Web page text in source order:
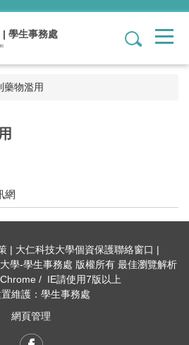
| 學生事務處 1
藥物濫用
網
| 大仁科技大學個資保護聯絡窗口 |
學-學生事務處 版權所有 最佳瀏覽解析
/ IE請使用7版以上
維護：學生事務處
網頁管理